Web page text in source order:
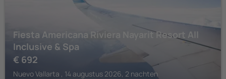
Fiesta Americana Riviera Nayarit Resort All
Inclusive & Spa
€ 692
Nuevo Vallarta , 14 augustus 2026, 2 nachten